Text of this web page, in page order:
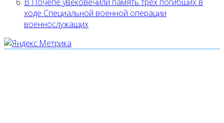
ходе Специальной военной операции
военнослужащих